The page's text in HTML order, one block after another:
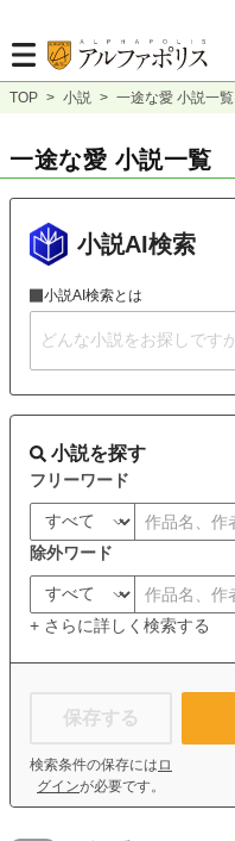
TOP > 小説 > 一途な愛 小説一覧
一途な愛 小説一覧
小説AI検索
小説AI検索とは
小説を探す
フリーワード
除外ワード
+ さらに詳しく検索する
保存する
検索条件の保存には ロ
グインが必要です。